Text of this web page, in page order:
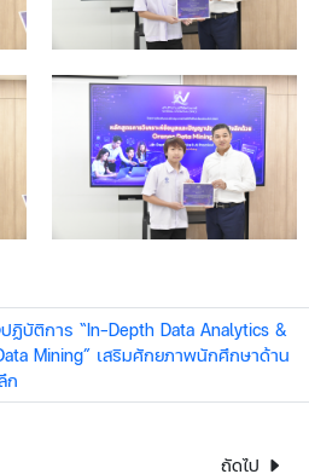
บัติการ “In-Depth Data Analytics &
Mining” เสริมศักยภาพนักศึกษาด้าน
ก
ถัดไป